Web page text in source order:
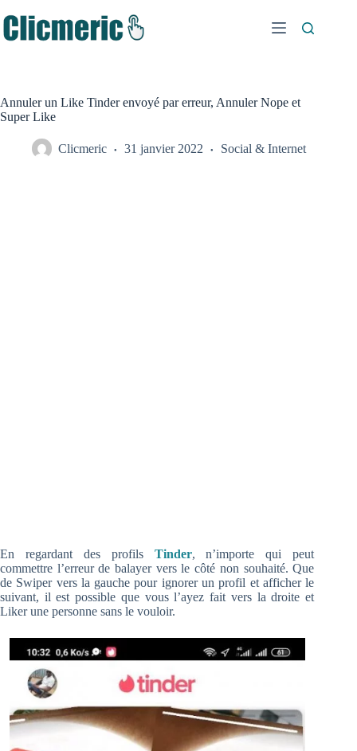
au
contenu
Annuler un Like Tinder envoyé par erreur, Annuler Nope et
Super Like
Clicmeric 31 janvier 2022 Social & Internet
En regardant des profils Tinder, n’importe qui peut
commettre l’erreur de balayer vers le côté non souhaité. Que
de Swiper vers la gauche pour ignorer un profil et afficher le
suivant, il est possible que vous l’ayez fait vers la droite et
Liker une personne sans le vouloir.